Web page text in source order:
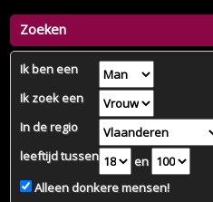
Zoeken
Ik ben een
Ik zoek een
In de regio
leeftijd tussen
en
Alleen donkere mensen!